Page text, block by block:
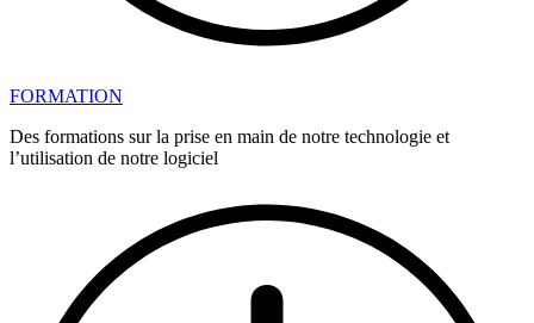
FORMATION
Des formations sur la prise en main de notre technologie et
l’utilisation de notre logiciel